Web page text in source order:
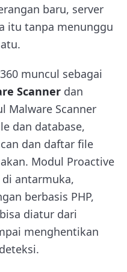
baru, server
itu tanpa menunggu
muncul sebagai
Scanner dan
Malware Scanner
dan database,
dan daftar file
Modul Proactive
di antarmuka,
berbasis PHP,
diatur dari
menghentikan